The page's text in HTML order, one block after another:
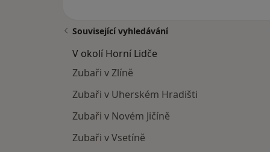
Související vyhledávání
V okolí Horní Lidče
Zubaři v Zlíně
Zubaři v Uherském Hradišti
Zubaři v Novém Jičíně
Zubaři v Vsetíně